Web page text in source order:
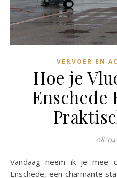
VERVOER EN
Hoe je
Enschede
08/
Vandaag neem ik je mee op een boeiende reis naar
Enschede, een charmante